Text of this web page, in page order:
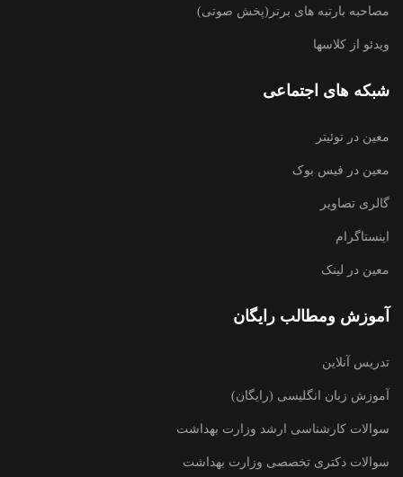
مصاحبه بارتبه های برتر(پخش صوتی)
ویدئو از کلاسها
شبکه های اجتماعی
معین در توئیتر
معین در فیس بوک
گالری تصاویر
اینستاگرام
معین در لینک
آموزش ومطالب رایگان
تدریس آنلاین
آموزش زبان انگلیسی (رایگان)
سوالات کارشناسی ارشد وزارت بهداشت
سوالات دکتری تخصصی وزارت بهداشت